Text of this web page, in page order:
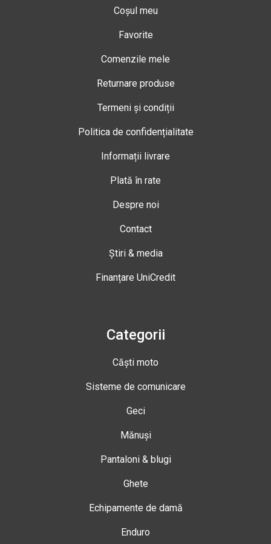
Coșul meu
Favorite
Comenzile mele
Returnare produse
Termeni și condiții
Politica de confidențialitate
Informații livrare
Plată în rate
Despre noi
Contact
Știri & media
Finanțare UniCredit
Categorii
Căști moto
Sisteme de comunicare
Geci
Mănuși
Pantaloni & blugi
Ghete
Echipamente de damă
Enduro